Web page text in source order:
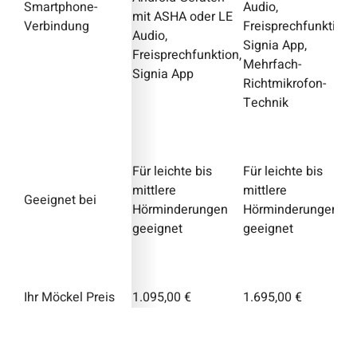
Smartphone-
Verbindung
mit ASHA oder LE
Audio,
Freisprechfunktion,
Signia App
Audio,
Freisprechfunktion,
Signia App,
Mehrfach-
Richtmikrofon-
Technik
Geeignet bei
Für leichte bis
mittlere
Hörminderungen
geeignet
Für leichte bis
mittlere
Hörminderungen
geeignet
Ihr Möckel Preis
1.095,00 € 1.695,00 €